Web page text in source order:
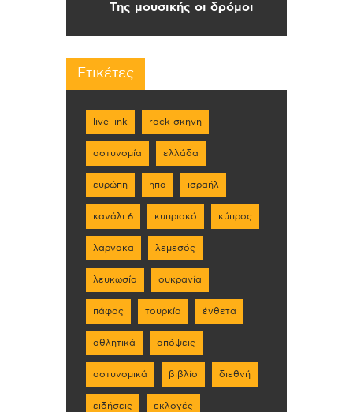
Της μουσικής οι δρόμοι
Ετικέτες
live link rock σκηνη
αστυνομία ελλάδα
ευρώπη ηπα ισραήλ
κανάλι 6 κυπριακό κύπρος
λάρνακα λεμεσός
λευκωσία ουκρανία
πάφος τουρκία ένθετα
αθλητικά απόψεις
αστυνομικά βιβλίο διεθνή
ειδήσεις εκλογές